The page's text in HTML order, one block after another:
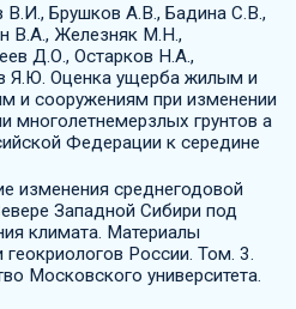
Брушков А.В., Бадина С.В.,
В.А., Железняк М.Н.,
Д.О., Остарков Н.А.,
Я.Ю. Оценка ущерба жилым и
и сооружениям при изменении
многолетнемерзлых грунтов а
Федерации к середине
изменения среднегодовой
Западной Сибири под
климата. Материалы
геокриологов России. Том. 3.
Московского университета.